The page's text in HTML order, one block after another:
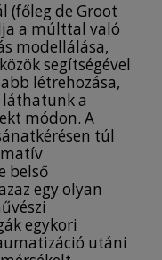
(főleg de Groot
a múlttal való
modellálása,
segítségével
létrehozása,
a
módon. A
túl
belső
egy olyan
egykori
utáni